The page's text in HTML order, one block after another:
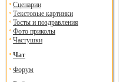
Сценарии
Текстовые картинки
Тосты и поздравления
Фото приколы
Частушки
Чат
Форум